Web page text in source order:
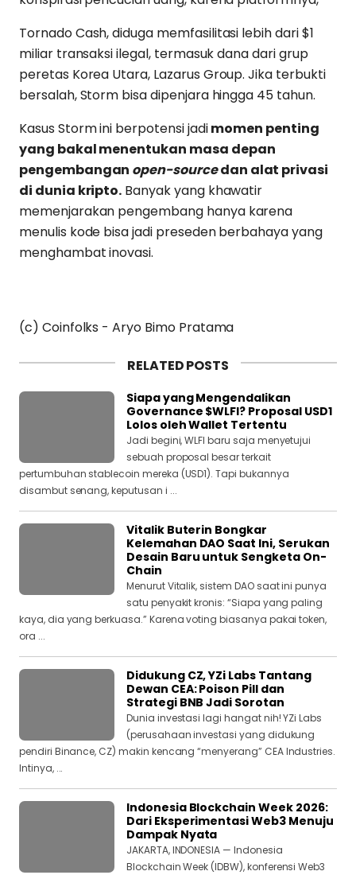
Tornado Cash, diduga memfasilitasi lebih dari $1
miliar transaksi ilegal, termasuk dana dari grup
peretas Korea Utara, Lazarus Group. Jika terbukti
bersalah, Storm bisa dipenjara hingga 45 tahun.
Kasus Storm ini berpotensi jadimomen penting
yang bakal menentukan masa depan
pengembangan open-sourcedan alat privasi
di dunia kripto. Banyak yang khawatir
memenjarakan pengembang hanya karena
menulis kode bisa jadi preseden berbahaya yang
menghambat inovasi.
(c) Coinfolks - Aryo Bimo Pratama
RELATED POSTS
Siapa yang Mengendalikan
Governance $WLFI? Proposal USD1
Lolos oleh Wallet Tertentu
Jadi begini, WLFI baru saja menyetujui
sebuah proposal besar terkait
pertumbuhan stablecoin mereka (USD1). Tapi bukannya
disambut senang, keputusan i ...
Vitalik Buterin Bongkar
Kelemahan DAO Saat Ini, Serukan
Desain Baru untuk Sengketa On-
Chain
Menurut Vitalik, sistem DAO saat ini punya
satu penyakit kronis: “Siapa yang paling
kaya, dia yang berkuasa.” Karena voting biasanya pakai token,
ora ...
Didukung CZ, YZi Labs Tantang
Dewan CEA: Poison Pill dan
Strategi BNB Jadi Sorotan
Dunia investasi lagi hangat nih! YZi Labs
(perusahaan investasi yang didukung
pendiri Binance, CZ) makin kencang “menyerang” CEA Industries.
Intinya, ...
Indonesia Blockchain Week 2026:
Dari Eksperimentasi Web3 Menuju
Dampak Nyata
JAKARTA, INDONESIA — Indonesia
Blockchain Week (IDBW), konferensi Web3